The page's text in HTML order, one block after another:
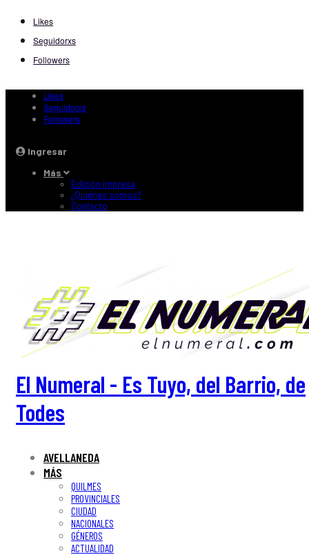
Likes
Seguidorxs
Followers
Likes
Seguidorxs
Followers
Ingresar
Más
Edición impresa
¿Quiénes somos?
Contacto
El Numeral - Es Tuyo, del Barrio, de
Todes
AVELLANEDA
MÁS
QUILMES
PROVINCIALES
CIUDAD
NACIONALES
GÉNEROS
ACTUALIDAD